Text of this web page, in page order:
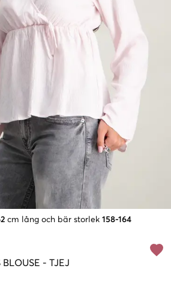
cm lång och bär storlek 158-164
- TJEJ